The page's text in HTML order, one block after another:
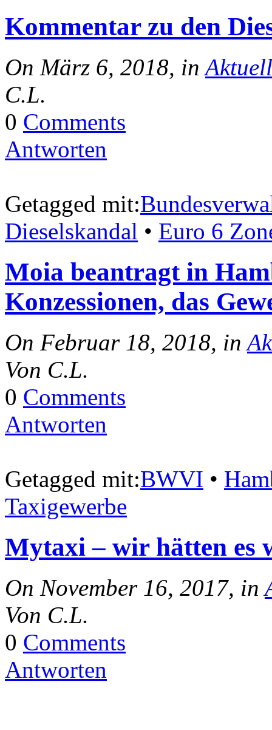
Kommentar zu den
On März 6, 2018, inAktuell
C.L.
0 Comments
Antworten
Getagged mit:
Dieselskandal • Euro 6
Moia beantragt in
Konzessionen, das
On Februar 18, 2018, in
Von C.L.
0 Comments
Antworten
Getagged mit:BWVI •
Taxigewerbe
Mytaxi – wir hätten es
On November 16, 2017, in
Von C.L.
0 Comments
Antworten